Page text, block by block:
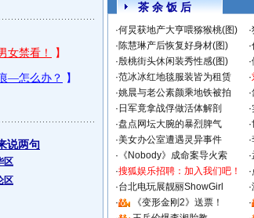
说两句
区
区
茶 余 饭 后
·何炅获地产大亨喂猕猴桃(图) ·
·陈慧琳产后恢复好身材(图) ·
·殷桃街头休闲装秀性感(图) ·
·范冰冰红地毯服装皆为租赁 ·
·姚晨与老公素颜乘地铁被拍 ·
· 日军竟拿战俘做活体解剖 ·
·盘点网坛大腕的暴烈脾气 ·
·美女办公室遭遇灵异事件 ·
· 《Nobody》成命案导火索 ·
·搜狐娱乐招聘：加入我们吧！ ·
·台北电玩展靓丽ShowGirl ·
·
《变形金刚2》送票！ ·